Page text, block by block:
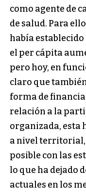
como agente de
de salud. Para
había
el per cápita
pero hoy, en
claro que
forma de
relación a la
organizada, esta
a nivel territorial,
posible con las
lo que ha dejado
actuales en los